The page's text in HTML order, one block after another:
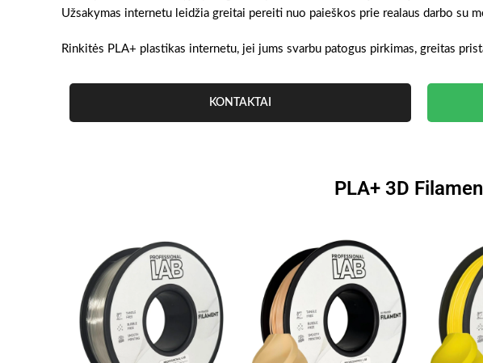
Užsakymas internetu leidžia greitai pereiti nuo paieškos prie realaus darbo su
Rinkitės PLA+ plastikas internetu, jei jums svarbu patogus pirkimas, greitas
KONTAKTAI
PLA+ 3D